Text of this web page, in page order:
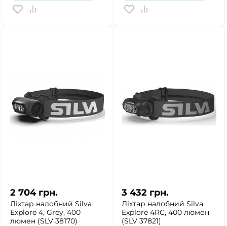
2 704 грн.
Ліхтар налобний Silva
Explore 4, Grey, 400
люмен (SLV 38170)
3 432 грн.
Ліхтар налобний Silva
Explore 4RC, 400 люмен
(SLV 37821)